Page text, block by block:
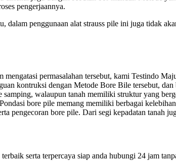
pengerjaannya.
penggunaan alat strauss pile ini juga tidak
permasalahan tersebut, kami Testindo
kontruksi dengan Metode Bore Bile tersebut,
walaupun tanah memiliki struktur yang
bore pile memang memiliki berbagai
pengecoran bore pile. Dari segi kepadatan tanah
serta terpercaya siap anda hubungi 24 jam